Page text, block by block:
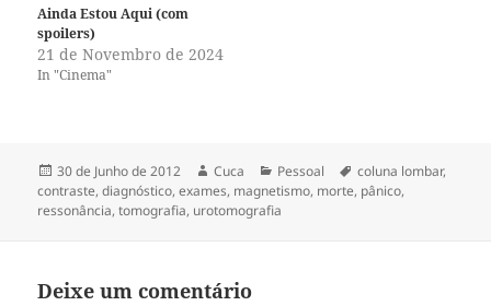
Ainda Estou Aqui (com
spoilers)
21 de Novembro de 2024
In "Cinema"
Publicado
a
30 de Junho de 2012 Autor
Cuca Categorias
Pessoal Etiquetas
coluna lombar,
contraste,diagnóstico,exames, magnetismo, morte, pânico,
ressonância,tomografia, urotomografia
Deixe um comentário